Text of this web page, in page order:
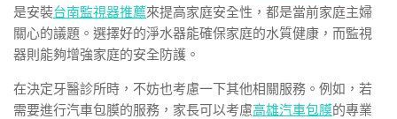
是安裝台南監視器推薦來提高家庭安全性，都是當前家庭主婦
關心的議題。選擇好的淨水器能確保家庭的水質健康，而監視
器則能夠增強家庭的安全防護。
在決定牙醫診所時，不妨也考慮一下其他相關服務。例如，若
需要進行汽車包膜的服務，家長可以考慮高雄汽車包膜的專業